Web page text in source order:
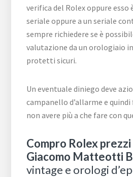
verifica del Rolex oppure esso
seriale oppure a un seriale
sempre richiedere se è
valutazione da un orologiaio
protetti sicuri.
Un eventuale diniego deve
campanello d’allarme e
non avere più a che fare con
Compro Rolex prezzi
Giacomo Matteotti
vintage e orologi